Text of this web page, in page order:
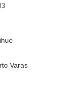
Varas